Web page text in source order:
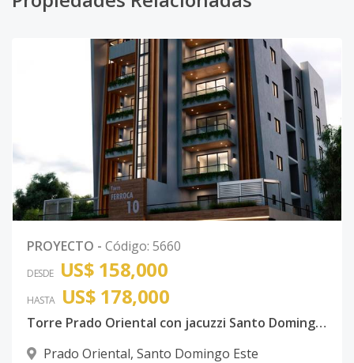
PROYECTO - Código: 5660
DESDE US$ 158,000
HASTA US$ 178,000
Torre Prado Oriental con jacuzzi Santo Domingo Este con ancestor
Prado Oriental, Santo Domingo Este